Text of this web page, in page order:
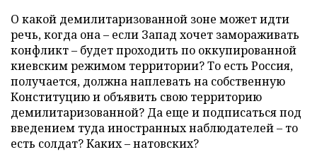
О какой демилитаризованной зоне может идти
речь, когда она – если Запад хочет замораживать
конфликт – будет проходить по оккупированной
киевским режимом территории? То есть Россия,
получается, должна наплевать на собственную
Конституцию и объявить свою территорию
демилитаризованной? Да еще и подписаться под
введением туда иностранных наблюдателей – то
есть солдат? Каких – натовских?